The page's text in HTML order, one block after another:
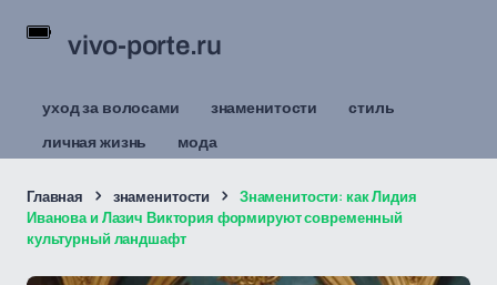
vivo-porte.ru
уход за волосами знаменитости
стиль
личная жизнь
мода
Главная знаменитости
Знаменитости: как Лидия
Иванова и Лазич Виктория формируют современный
культурный ландшафт